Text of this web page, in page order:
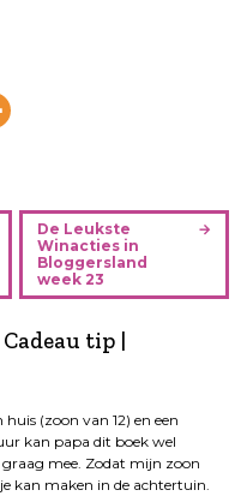
De Leukste
Winacties in
Bloggersland
week 23
tip |
(zoon van 12) en een
kan papa dit boek wel
mee. Zodat mijn zoon
kan maken in de achtertuin.